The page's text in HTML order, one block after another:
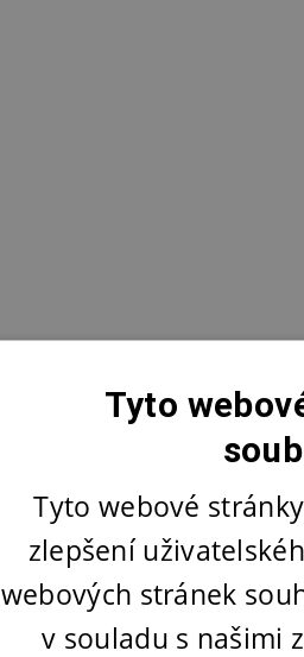
Tyto
Tyto webové
zlepšení
webových stránek
v souladu s našimi